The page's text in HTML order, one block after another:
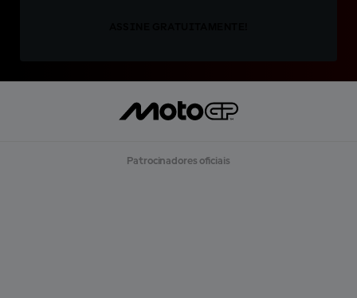
Patrocinadores oficiais